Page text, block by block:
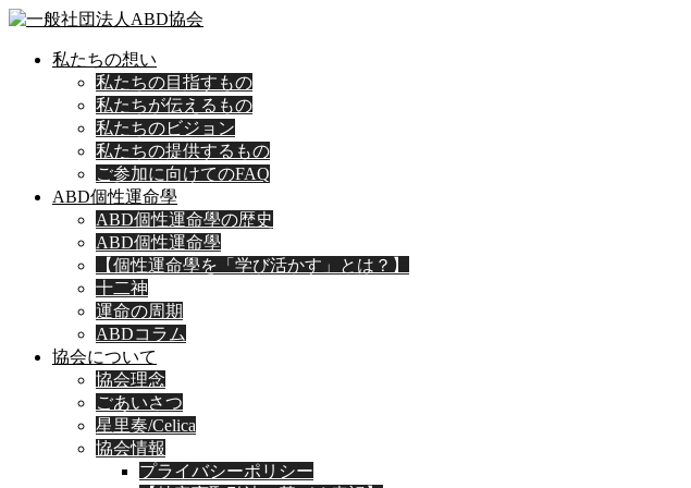
私たちの想い
私たちの目指すもの
私たちが伝えるもの
私たちのビジョン
私たちの提供するもの
ご参加に向けてのFAQ
ABD個性運命學
ABD個性運命學の歴史
ABD個性運命學
【個性運命學を「学び活かす」とは？】
十二神
運命の周期
ABDコラム
協会について
協会理念
ごあいさつ
星里奏/Celica
協会情報
プライバシーポリシー